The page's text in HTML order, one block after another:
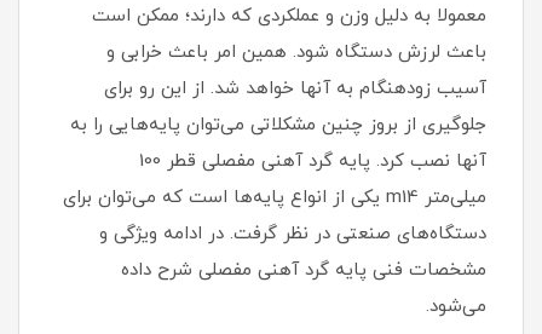
معمولا به دلیل وزن و عملکردی که دارند؛ ممکن است
باعث لرزش دستگاه شود. همین امر باعث خرابی و
آسیب زودهنگام به آنها خواهد شد. از این رو برای
جلوگیری از بروز چنین مشکلاتی می‌توان پایه‌هایی را به
آنها نصب کرد. پایه گرد آهنی مفصلی قطر 100
میلی‌متر m14 یکی از انواع پایه‌ها است که می‌توان برای
دستگاه‌های صنعتی در نظر گرفت. در ادامه ویژگی و
مشخصات فنی پایه گرد آهنی مفصلی شرح داده
می‌شود.